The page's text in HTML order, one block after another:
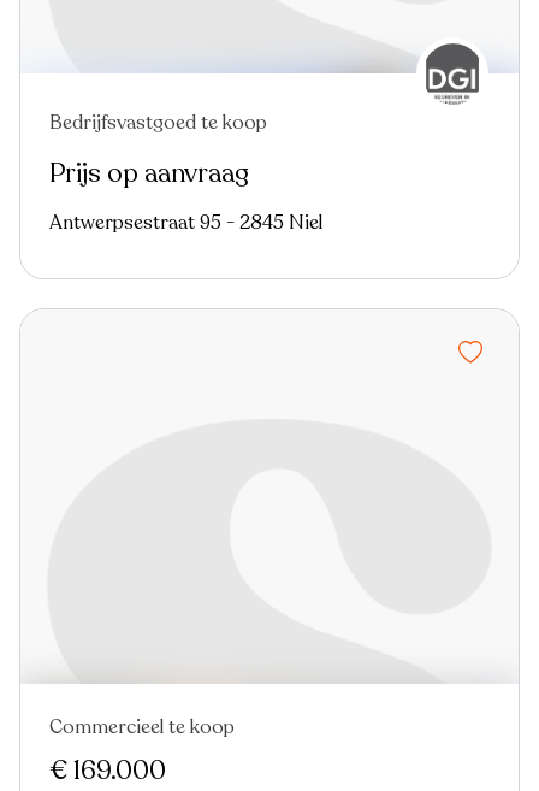
Nieuw
Bedrijfsvastgoed te koop
Prijs op aanvraag
Antwerpsestraat 95 - 2845 Niel
Nieuw
Commercieel te koop
€ 169.000